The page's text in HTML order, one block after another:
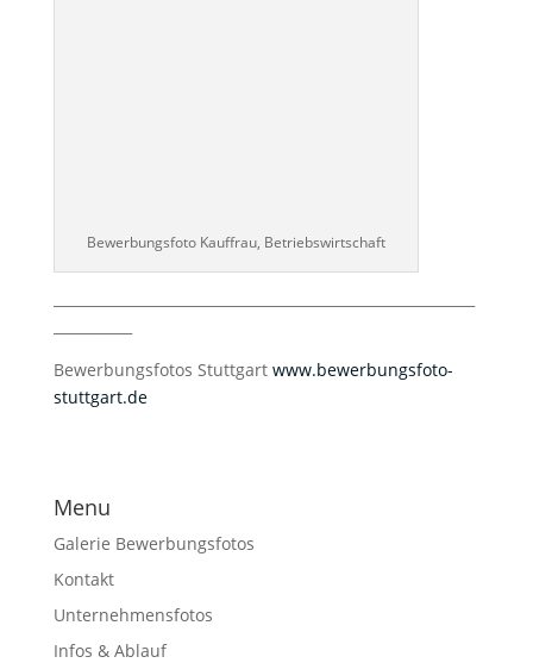
Bewerbungsfoto Kauffrau, Betriebswirtschaft
Bewerbungsfotos Stuttgart www.bewerbungsfoto-
stuttgart.de
Menu
Galerie Bewerbungsfotos
Kontakt
Unternehmensfotos
Infos & Ablauf